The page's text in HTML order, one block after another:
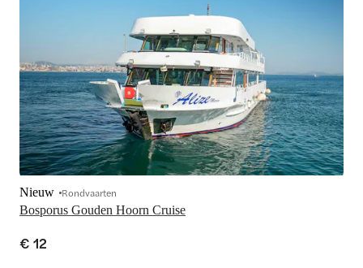
Bosporus Gouden Hoorn Cruise
Nieuw Rondvaarten
€ 12